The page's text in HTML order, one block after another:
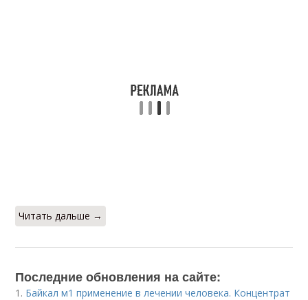
Читать дальше →
Последние обновления на сайте:
1. Байкал м1 применение в лечении человека. Концентрат